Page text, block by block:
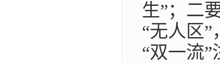
生”；二
“无人区
“双一流